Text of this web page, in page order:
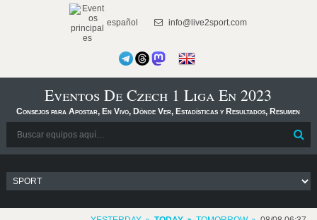
español info@live2sport.com
Eventos De Czech 1 Liga En 2023
Consejos para Apostar, En Vivo, Dónde Ver, Estadísticas y Resultados, Resumen